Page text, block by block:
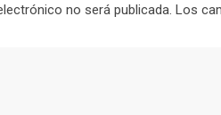
no será publicada. Los